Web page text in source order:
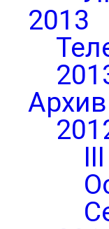
2013
Архив